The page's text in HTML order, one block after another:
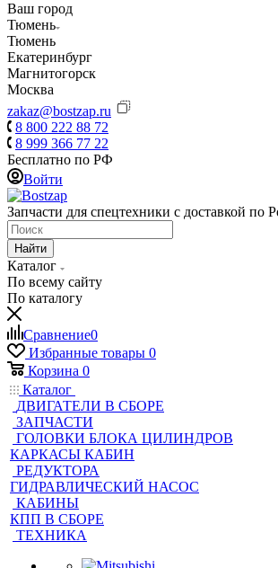
Ваш город
Тюмень
Тюмень
Екатеринбург
Магнитогорск
Москва
zakaz@bostzap.ru
8 800 222 88 72
8 999 366 77 22
Бесплатно по РФ
Войти
Запчасти для спецтехники с доставкой по
Найти
Каталог
По всему сайту
По каталогу
Сравнение0
Избранные товары 0
Корзина 0
Каталог
ДВИГАТЕЛИ В СБОРЕ
ЗАПЧАСТИ
ГОЛОВКИ БЛОКА ЦИЛИНДРОВ
КАРКАСЫ КАБИН
РЕДУКТОРА
ГИДРАВЛИЧЕСКИЙ НАСОС
КАБИНЫ
КПП В СБОРЕ
ТЕХНИКА